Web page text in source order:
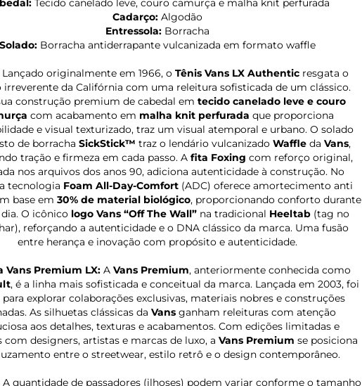
Tecido canelado leve, couro camurça e malha knit perfurada
Cadarço: Algodão
Entressola: Borracha
Solado: Borracha antiderrapante vulcanizada em formato waffle
Lançado originalmente em 1966, o Tênis Vans LX Authentic resgata o
irreverente da Califórnia com uma releitura sofisticada de um clássico.
construção premium de cabedal em tecido canelado leve e couro
com acabamento em malha knit perfurada que proporciona
e visual texturizado, traz um visual atemporal e urbano. O solado
de borracha SickStick™ traz o lendário vulcanizado Waffle da Vans,
tração e firmeza em cada passo. A fita Foxing com reforço original,
nos arquivos dos anos 90, adiciona autenticidade à construção. No
tecnologia Foam All-Day-Comfort (ADC) oferece amortecimento anti
base em 30% de material biológico, proporcionando conforto durante
O icônico logo Vans “Off The Wall”na tradicional Heeltab(tag no
reforçando a autenticidade e o DNA clássico da marca. Uma fusão
entre herança e inovação com propósito e autenticidade.
Vans Premium LX: A Vans Premium, anteriormente conhecida como
, é a linha mais sofisticada e conceitual da marca. Lançada em 2003, foi
explorar colaborações exclusivas, materiais nobres e construções
As silhuetas clássicas da Vansganham releituras com atenção
aos detalhes, texturas e acabamentos. Com edições limitadas e
com designers, artistas e marcas de luxo, a Vans Premium se posiciona
entre o streetwear, estilo retrô e o design contemporâneo.
A quantidade de passadores (ilhoses) podem variar conforme o tamanho